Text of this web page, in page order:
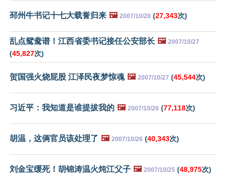
邳州牛书记十七大载誉归来 🖼️ 2007/10/28 (27,343次)
乱点鸳鸯谱！江西省委书记接任公安部长 🖼️ 2007/10/27
(45,827次)
贺国强火烧屁股 江泽民夜梦惊魂 🖼️ 2007/10/27 (45,544次)
习近平：我知道是谁提拔我的 🖼️ 2007/10/26 (77,118次)
胡温，这俩官员该处理了 🖼️ 2007/10/26 (40,343次)
刘金宝缓死！胡锦涛温火炖江父子 🖼️ 2007/10/25 (48,975次)